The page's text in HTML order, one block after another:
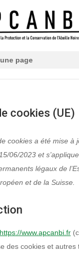
page
cookies (UE)
cookies a été mise à
06/2023 et
légaux de
et de la Suisse.
https://www.apcanbi.fr
des cookies et autres